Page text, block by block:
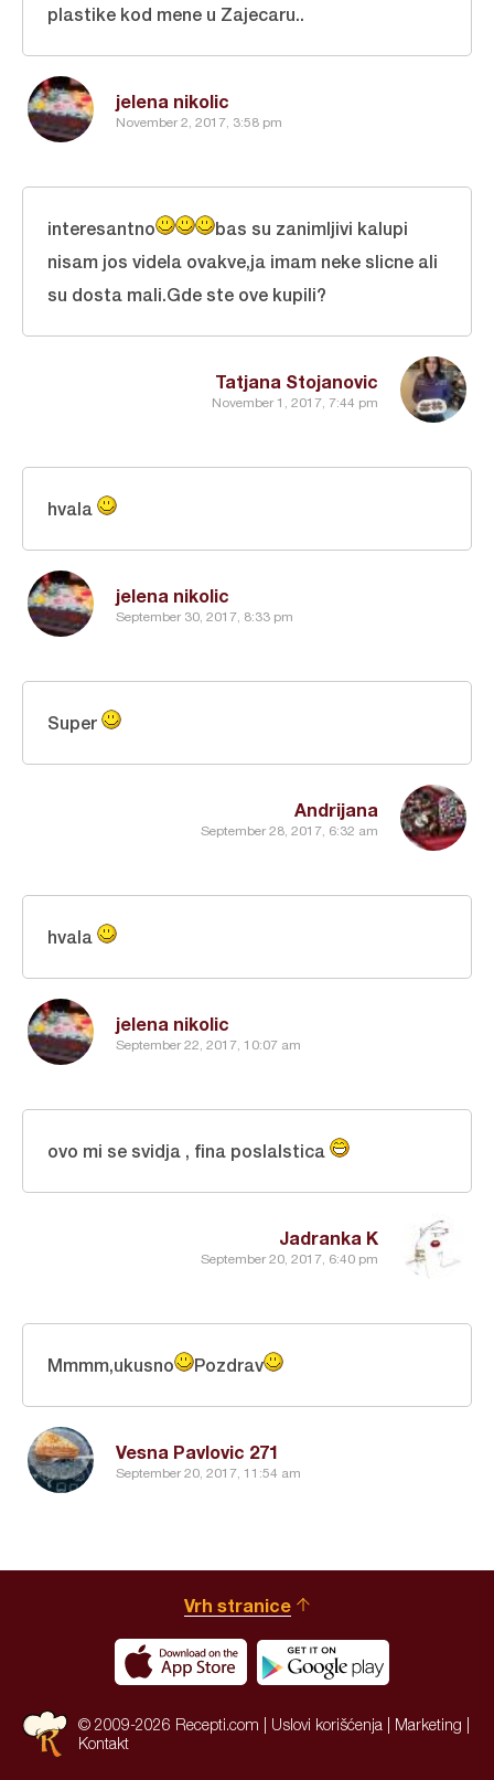
jelena nikolic
November 2, 2017, 3:58 pm
plastike kod mene u Zajecaru..
Tatjana Stojanovic
November 1, 2017, 7:44 pm
interesantno
bas su zanimljivi kalupi
nisam jos videla ovakve,ja imam neke slicne ali
su dosta mali.Gde ste ove kupili?
jelena nikolic
September 30, 2017, 8:33 pm
hvala
Andrijana
September 28, 2017, 6:32 am
Super
jelena nikolic
September 22, 2017, 10:07 am
hvala
Jadranka K
September 20, 2017, 6:40 pm
ovo mi se svidja , fina poslalstica
Vesna Pavlovic 271
September 20, 2017, 11:54 am
Mmmm,ukusno Pozdrav
Vrh stranice
© 2009-2026 Recepti.com | Uslovi korišćenja Marketing
Kontakt